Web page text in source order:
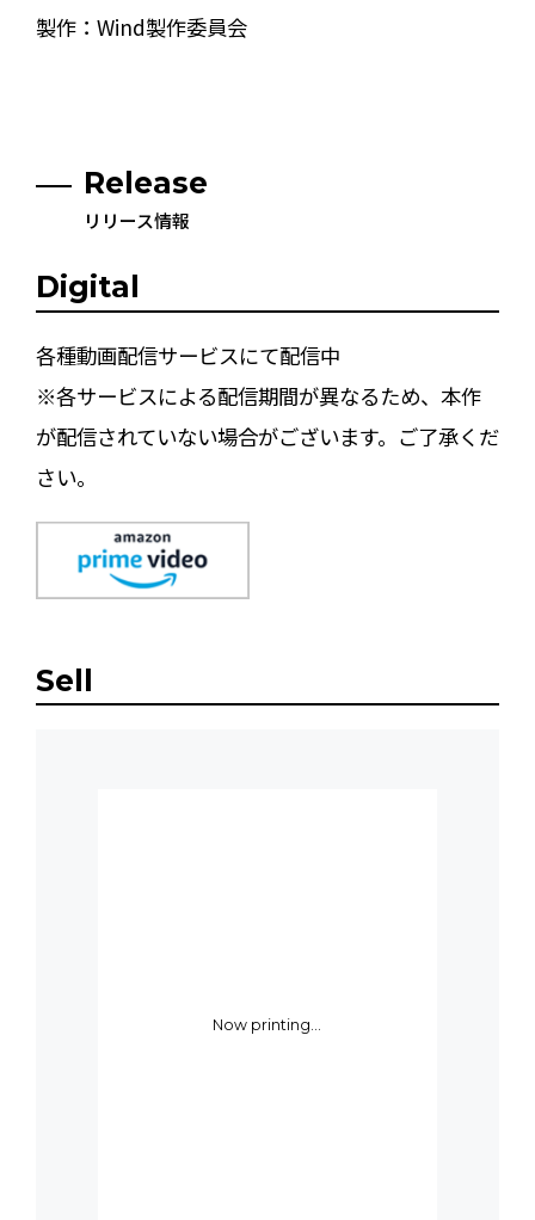
製作：Wind製作委員会
Release
リリース情報
Digital
各種動画配信サービスにて配信中
※各サービスによる配信期間が異なるため、本作
が配信されていない場合がございます。ご了承くだ
さい。
Sell
Now printing...